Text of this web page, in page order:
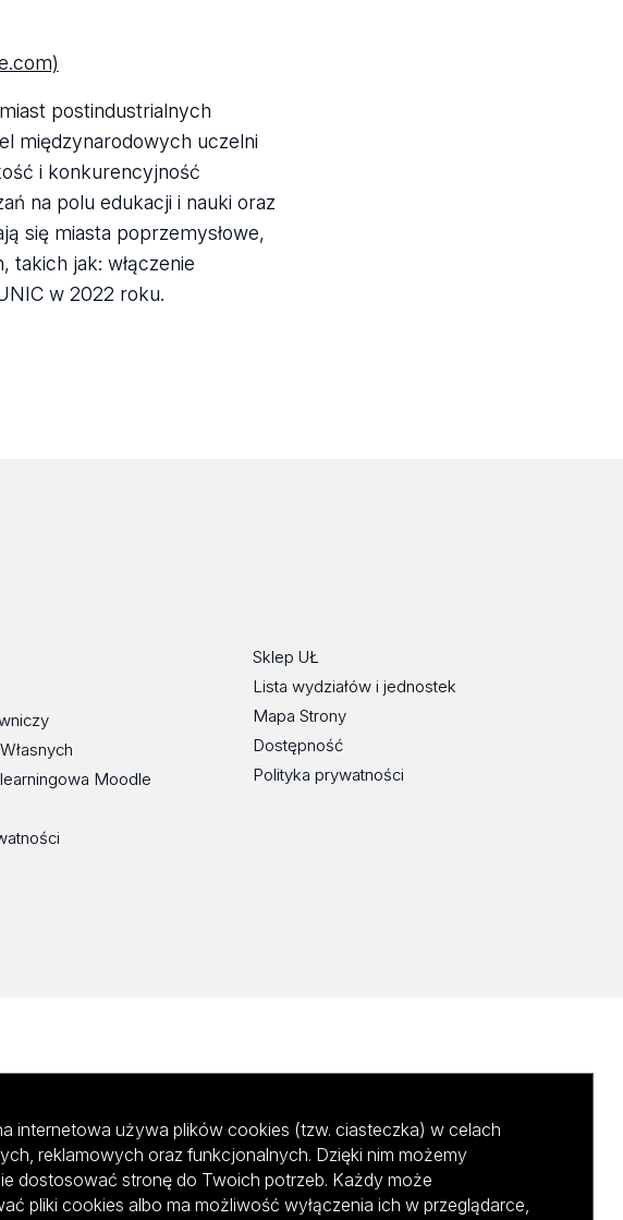
postindustrialnych
międzynarodowych uczelni
i konkurencyjność
na polu edukacji i nauki oraz
się miasta poprzemysłowe,
takich jak: włączenie
w 2022 roku.
Moodle
Sklep UŁ
Lista wydziałów i jednostek
Mapa Strony
Dostępność
Polityka prywatności
internetowa używa plików cookies (tzw. ciasteczka) w celach
reklamowych oraz funkcjonalnych. Dzięki nim możemy
dostosować stronę do Twoich potrzeb. Każdy może
pliki cookies albo ma możliwość wyłączenia ich w przeglądarce,